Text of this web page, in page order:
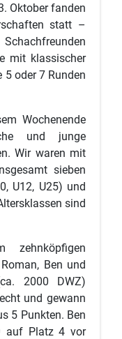
Oktober fanden
statt –
mit klassischer
5 oder 7 Runden
Wochenende
und junge
Wir waren mit
sieben
U12, U25) und
sind
Ben und
2000 DWZ)
und gewann
5 Punkten. Ben
auf Platz 4 vor